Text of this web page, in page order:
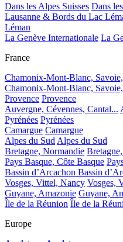
Dans les Alpes Suisses Dans
Lausanne & Bords du Lac
Léman
La Genève Internationale La
France
Chamonix-Mont-Blanc,
Chamonix-Mont-Blanc,
Provence Provence
Auvergne, Cévennes, Cantal...
Pyrénées Pyrénées
Camargue Camargue
Alpes du Sud Alpes du Sud
Bretagne, Normandie
Pays Basque, Côte Basque
Bassin d’Arcachon Bassin
Vosges, Vittel, Nancy Vosges,
Guyane, Amazonie Guyane,
Île de la Réunion Île de la
Europe